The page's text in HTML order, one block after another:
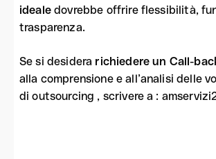
idealedovrebbe offrire flessibilità,
trasparenza.
Se si desidera richiedere un Call-
alla comprensione e all’analisi delle
di outsourcing , scrivere a :